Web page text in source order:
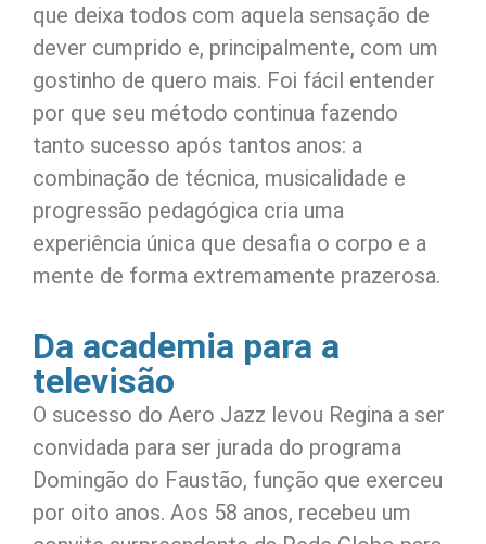
que deixa todos com aquela sensação de
dever cumprido e, principalmente, com um
gostinho de quero mais. Foi fácil entender
por que seu método continua fazendo
tanto sucesso após tantos anos: a
combinação de técnica, musicalidade e
progressão pedagógica cria uma
experiência única que desafia o corpo e a
mente de forma extremamente prazerosa.
Da academia para a
televisão
O sucesso do Aero Jazz levou Regina a ser
convidada para ser jurada do programa
Domingão do Faustão, função que exerceu
por oito anos. Aos 58 anos, recebeu um